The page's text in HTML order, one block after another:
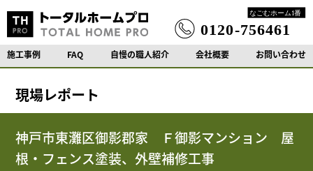
施工事例 FAQ 自慢の職人紹介 会社概要 お問い合わせ
現場レポート
神戸市東灘区御影郡家 Ｆ御影マンション 屋
根・フェンス塗装、外壁補修工事